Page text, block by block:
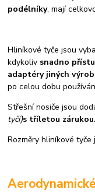
podélníky, mají
Hliníkové tyče jsou
kdykoliv snadno
adaptéry jiných
po celou dobu
Střešní nosiče jsou
tyčí)s tříletou zárukou.
Rozměry hliníkové tyče